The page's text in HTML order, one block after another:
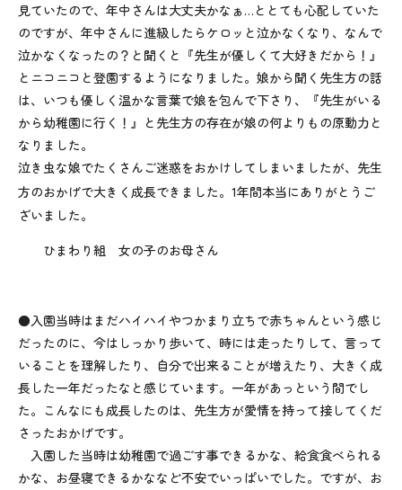
見ていたので、年中さんは大丈夫かなぁ…ととても心配していた
のですが、年中さんに進級したらケロッと泣かなくなり、なんで
泣かなくなったの？と聞くと『先生が優しくて大好きだから！』
とニコニコと登園するようになりました。娘から聞く先生方の話
は、いつも優しく温かな言葉で娘を包んで下さり、『先生がいる
から幼稚園に行く！』と先生方の存在が娘の何よりもの原動力と
なりました。
泣き虫な娘でたくさんご迷惑をおかけしてしまいましたが、先生
方のおかげで大きく成長できました。 1年間本当にありがとうご
ざいました。
ひまわり組 女の子のお母さん
●入園当時はまだハイハイやつかまり立ちで赤ちゃんという感じ
だったのに、今はしっかり歩いて、時には走ったりして、言って
いることを理解したり、自分で出来ることが増えたり、大きく成
長した一年だったなと感じています。一年があっという間でし
た。こんなにも成長したのは、先生方が愛情を持って接してくだ
さったおかげです。
入園した当時は幼稚園で過ごす事できるかな、給食食べられる
かな、お昼寝できるかななど不安でいっぱいでした。ですが、お